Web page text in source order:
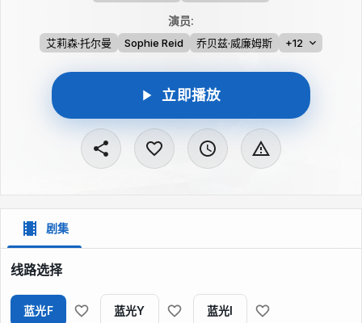
演员:
艾莉森·托尔曼 Sophie Reid 乔贝兹·威廉姆斯 +12
立即播放
剧集
线路选择
蓝光F 蓝光Y 蓝光I